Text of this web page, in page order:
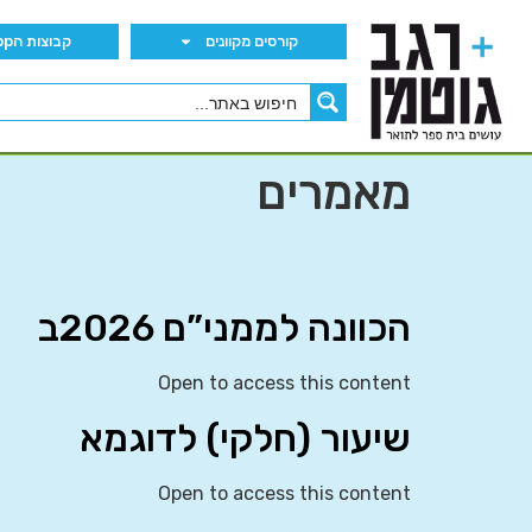
קורסים מקוונים קבוצות הWhatsApp
מאמרים
הכוונה לממני”ם 2026ב
Open to access this content
שיעור (חלקי) לדוגמא
Open to access this content